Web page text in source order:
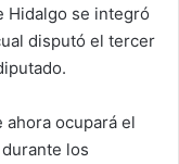
Hidalgo se integró
disputó el tercer
ocupará el
los